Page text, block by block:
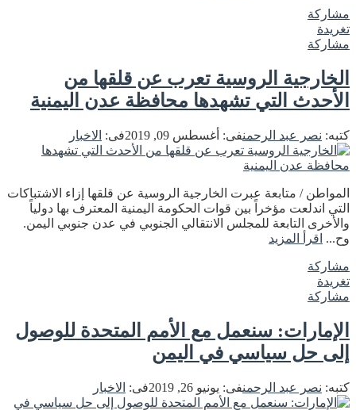
مشاركة
تغريدة
مشاركة
الخارجية الروسية تعرب عن قلقها من
الأحدث التي تشهدها محافظة عدن اليمنية
كتبه: نصر عبد الرحمنفى: أغسطس 09, 2019 فى: الاخبار
المواطن / متابعة عبرت الخارجية الروسية عن قلقها إزاء الاشتباكات
التي اندلعت مؤخراً بين قوات الحكومة اليمنية المعترف بها دولياً
والأخرى التابعة للمجلس الانتقالي الجنوبي في عدن جنوبي اليمن.
وح... اقرأ المزيد
مشاركة
تغريدة
مشاركة
الإمارات: سنعمل مع الأمم المتحدة للوصول
إلى حل سياسي في اليمن
كتبه: نصر عبد الرحمنفى: يونيو 26, 2019 فى: الاخبار